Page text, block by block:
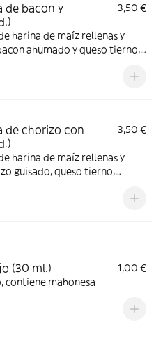
de bacon y
3,50 €
harina de maíz rellenas y
ahumado y queso tierno,
lácteos adquirido al momento
de chorizo con
3,50 €
harina de maíz rellenas y
guisado, queso tierno,
lácteos adquirido al momento
(30 ml.)
1,00 €
contiene mahonesa